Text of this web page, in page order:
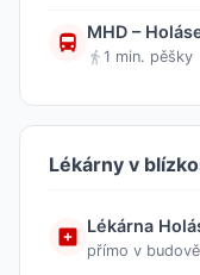
MHD –
1 min. pěšky
Lékárny v
Lékárna
přímo v budově